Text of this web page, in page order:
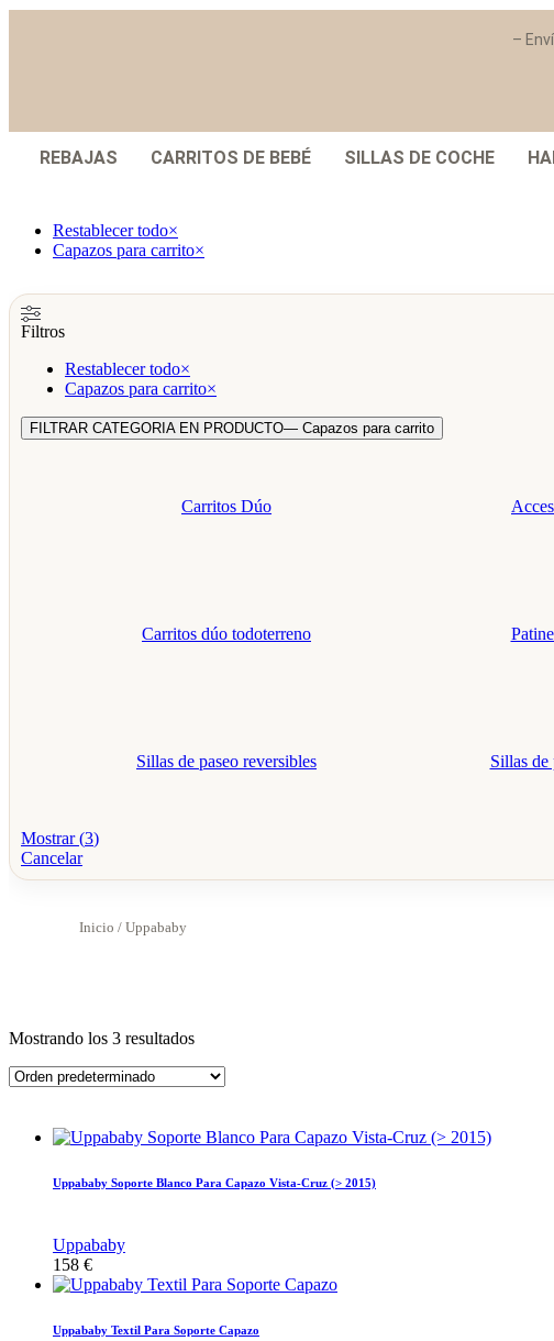
–
REBAJAS CARRITOS DE BEBÉ SILLAS DE COCHE
Restablecer todo×
Capazos para carrito×
Filtros
Restablecer todo×
Capazos para carrito×
FILTRAR CATEGORIA EN PRODUCTO— Capazos para carrito
Carritos Dúo
Carritos dúo todoterreno
Sillas de paseo reversibles Sillas de
Mostrar(3)
Cancelar
Inicio / Uppababy
Mostrando los 3 resultados
Uppababy Soporte Blanco Para Capazo Vista-Cruz (> 2015)
Uppababy
158 €
Uppababy Textil Para Soporte Capazo